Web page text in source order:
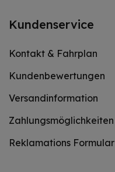
Kundenservice
Kontakt & Fahrplan
Kundenbewertungen
Versandinformation
Zahlungsmöglichkeiten
Reklamations Formular